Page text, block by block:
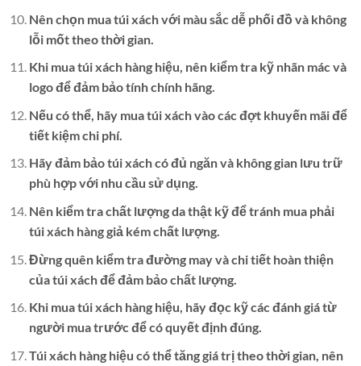
Nên chọn mua túi xách với màu sắc dễ phối đồ và không
lỗi mốt theo thời gian.
Khi mua túi xách hàng hiệu, nên kiểm tra kỹ nhãn mác và
logo để đảm bảo tính chính hãng.
Nếu có thể, hãy mua túi xách vào các đợt khuyến mãi để
tiết kiệm chi phí.
Hãy đảm bảo túi xách có đủ ngăn và không gian lưu trữ
phù hợp với nhu cầu sử dụng.
Nên kiểm tra chất lượng da thật kỹ để tránh mua phải
túi xách hàng giả kém chất lượng.
Đừng quên kiểm tra đường may và chi tiết hoàn thiện
của túi xách để đảm bảo chất lượng.
Khi mua túi xách hàng hiệu, hãy đọc kỹ các đánh giá từ
người mua trước để có quyết định đúng.
Túi xách hàng hiệu có thể tăng giá trị theo thời gian, nên